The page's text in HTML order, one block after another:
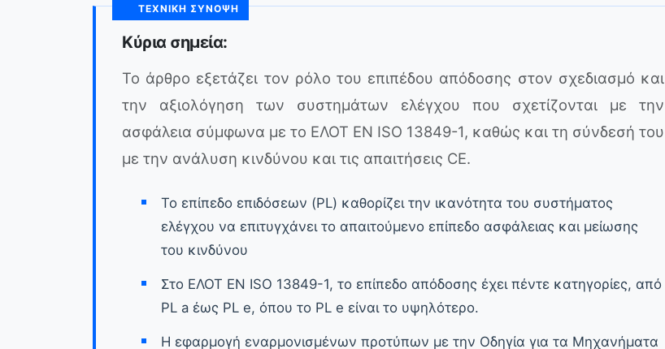
ΤΕΧΝΙΚΉ ΣΎΝΟΨΗ
Κύρια σημεία:
Το άρθρο εξετάζει τον ρόλο του επιπέδου απόδοσης στον σχεδιασμό και
την αξιολόγηση των συστημάτων ελέγχου που σχετίζονται με την
ασφάλεια σύμφωνα με το ΕΛΟΤ EN ISO 13849-1, καθώς και τη σύνδεσή του
με την ανάλυση κινδύνου και τις απαιτήσεις CE.
Το επίπεδο επιδόσεων (PL) καθορίζει την ικανότητα του συστήματος
ελέγχου να επιτυγχάνει το απαιτούμενο επίπεδο ασφάλειας και μείωσης
του κινδύνου
Στο ΕΛΟΤ EN ISO 13849-1, το επίπεδο απόδοσης έχει πέντε κατηγορίες, από
PL a έως PL e, όπου το PL e είναι το υψηλότερο.
Η εφαρμογή εναρμονισμένων προτύπων με την Οδηγία για τα Μηχανήματα